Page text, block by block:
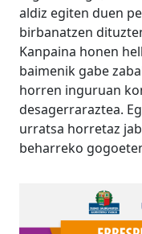
aldiz egiten duen
birbanatzen
Kanpaina honen
baimenik gabe
horren inguruan
desagerraraztea.
urratsa horretaz
beharreko